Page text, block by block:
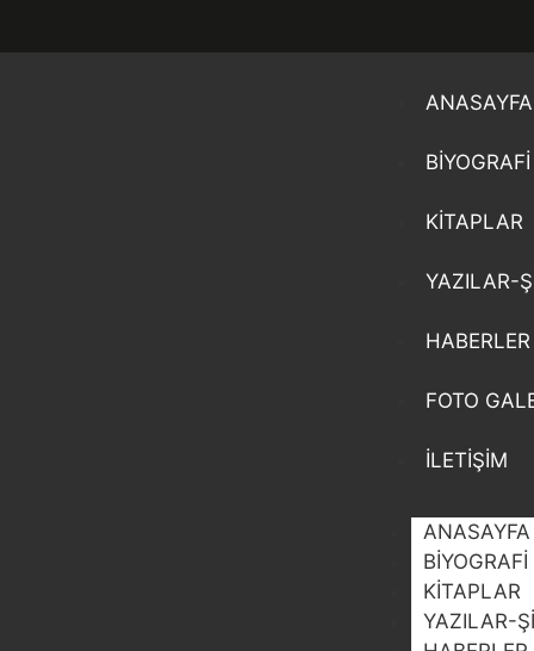
ANASAYFA
BIYOGRAFI
KITAPLAR
YAZILAR-
HABERLER
FOTO
İLETIŞIM
ANASAYFA
BIYOGRAFI
KITAPLAR
YAZILAR-